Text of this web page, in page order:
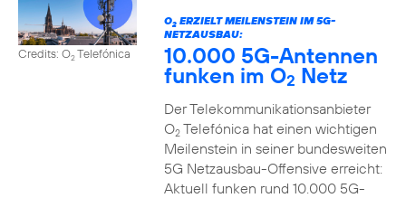
Credits: O2Telefónica
O2ERZIELT MEILENSTEIN IM 5G-
NETZAUSBAU:
10.000 5G-Antennen
funken im O2 Netz
Der Telekommunikationsanbieter
O2Telefónica hat einen wichtigen
Meilenstein in seiner bundesweiten
5G Netzausbau-Offensive erreicht:
Aktuell funken rund 10.000 5G-